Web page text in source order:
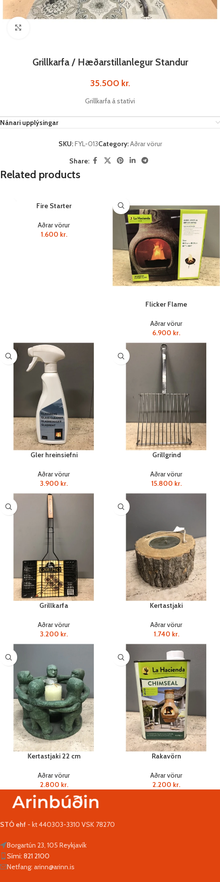
Grillkarfa / Hæðarstillanlegur Standur
35.500 kr.
Grillkarfa á statívi
Nánari upplýsingar
SKU:FYL-013Category:Aðrar vörur
Share:
Related products
Fire Starter
Aðrar vörur
1.600 kr.
Flicker Flame
Aðrar vörur
6.900 kr.
Gler hreinsiefni
Aðrar vörur
3.900 kr.
Grillgrind
Aðrar vörur
15.800 kr.
Grillkarfa
Aðrar vörur
3.200 kr.
Kertastjaki
Aðrar vörur
1.740 kr.
Kertastjaki 22 cm
Aðrar vörur
2.800 kr.
Rakavörn
Aðrar vörur
2.200 kr.
STÓ ehf - kt 440303-3310 VSK 78270
Borgartún 23, 105 Reykjavík
Sími: 821 2100
Netfang: arinn@arinn.is